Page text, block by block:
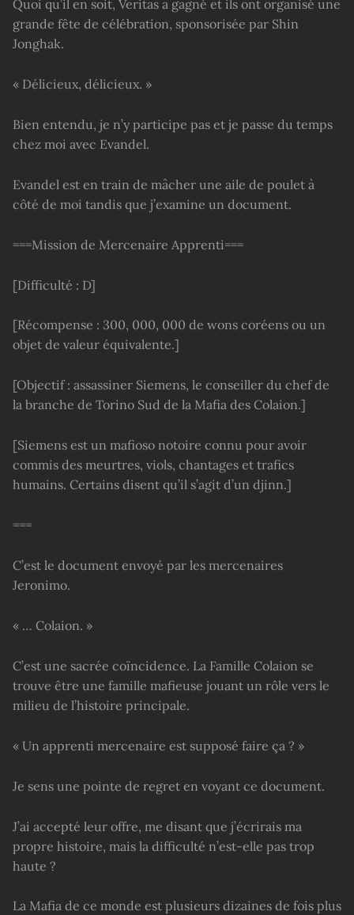
Quoi qu’il en soit, Veritas a gagné et ils ont organisé une
grande fête de célébration, sponsorisée par Shin
Jonghak.
« Délicieux, délicieux. »
Bien entendu, je n’y participe pas et je passe du temps
chez moi avec Evandel.
Evandel est en train de mâcher une aile de poulet à
côté de moi tandis que j’examine un document.
===Mission de Mercenaire Apprenti===
[Difficulté : D]
[Récompense : 300, 000, 000 de wons coréens ou un
objet de valeur équivalente.]
[Objectif : assassiner Siemens, le conseiller du chef de
la branche de Torino Sud de la Mafia des Colaion.]
[Siemens est un mafioso notoire connu pour avoir
commis des meurtres, viols, chantages et trafics
humains. Certains disent qu’il s’agit d’un djinn.]
===
C’est le document envoyé par les mercenaires
Jeronimo.
« … Colaion. »
C’est une sacrée coïncidence. La Famille Colaion se
trouve être une famille mafieuse jouant un rôle vers le
milieu de l’histoire principale.
« Un apprenti mercenaire est supposé faire ça ? »
Je sens une pointe de regret en voyant ce document.
J’ai accepté leur offre, me disant que j’écrirais ma
propre histoire, mais la difficulté n’est-elle pas trop
haute ?
La Mafia de ce monde est plusieurs dizaines de fois plus